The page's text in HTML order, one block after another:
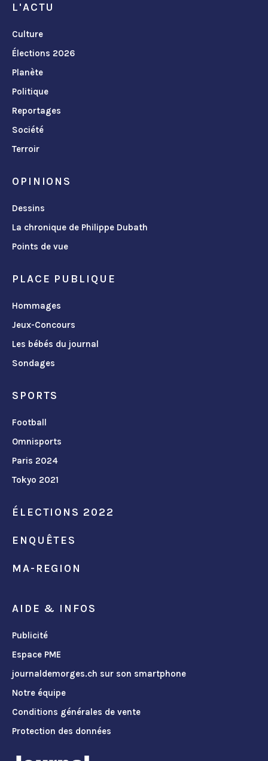
L'ACTU
Culture
Élections 2026
Planète
Politique
Reportages
Société
Terroir
OPINIONS
Dessins
La chronique de Philippe Dubath
Points de vue
PLACE PUBLIQUE
Hommages
Jeux-Concours
Les bébés du journal
Sondages
SPORTS
Football
Omnisports
Paris 2024
Tokyo 2021
ÉLECTIONS 2022
ENQUÊTES
MA-REGION
AIDE & INFOS
Publicité
Espace PME
journaldemorges.ch sur son smartphone
Notre équipe
Conditions générales de vente
Protection des données